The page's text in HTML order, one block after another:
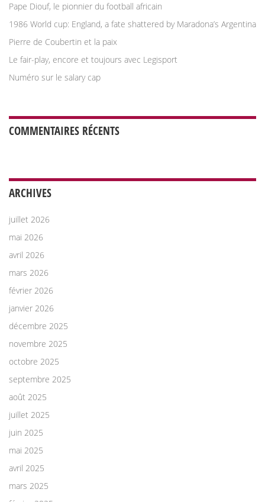
Pape Diouf, le pionnier du football africain
1986 World cup: England, a fate shattered by Maradona’s Argentina
Pierre de Coubertin et la paix
Le fair-play, encore et toujours avec Legisport
Numéro sur le salary cap
COMMENTAIRES RÉCENTS
ARCHIVES
juillet 2026
mai 2026
avril 2026
mars 2026
février 2026
janvier 2026
décembre 2025
novembre 2025
octobre 2025
septembre 2025
août 2025
juillet 2025
juin 2025
mai 2025
avril 2025
mars 2025